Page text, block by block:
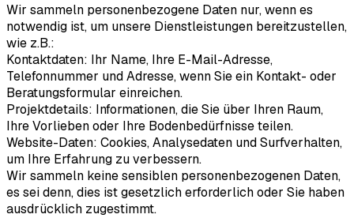
Wir sammeln personenbezogene Daten nur, wenn es
notwendig ist, um unsere Dienstleistungen bereitzustellen,
wie z.B.:
Kontaktdaten: Ihr Name, Ihre E-Mail-Adresse,
Telefonnummer und Adresse, wenn Sie ein Kontakt- oder
Beratungsformular einreichen.
Projektdetails: Informationen, die Sie über Ihren Raum,
Ihre Vorlieben oder Ihre Bodenbedürfnisse teilen.
Website-Daten: Cookies, Analysedaten und Surfverhalten,
um Ihre Erfahrung zu verbessern.
Wir sammeln keine sensiblen personenbezogenen Daten,
es sei denn, dies ist gesetzlich erforderlich oder Sie haben
ausdrücklich zugestimmt.